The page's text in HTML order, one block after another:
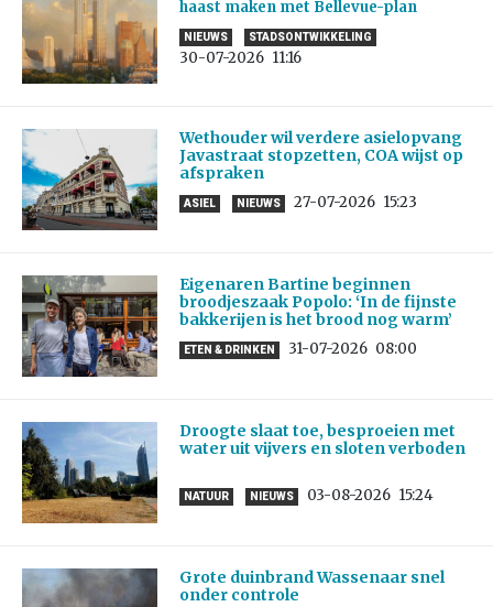
haast maken met Bellevue-plan
NIEUWS STADSONTWIKKELING
30-07-2026 11:16
Wethouder wil verdere asielopvang
Javastraat stopzetten, COA wijst op
afspraken
ASIEL NIEUWS 27-07-2026 15:23
Eigenaren Bartine beginnen
broodjeszaak Popolo: ‘In de fijnste
bakkerijen is het brood nog warm’
ETEN & DRINKEN 31-07-2026 08:00
Droogte slaat toe, besproeien met
water uit vijvers en sloten verboden
NATUUR NIEUWS 03-08-2026 15:24
Grote duinbrand Wassenaar snel
onder controle